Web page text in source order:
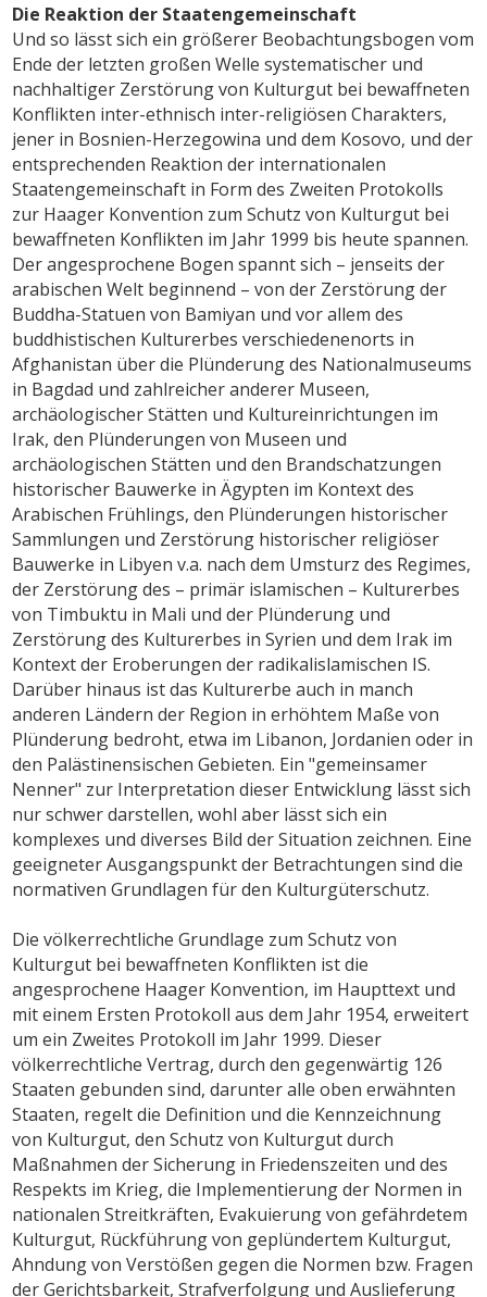
Die Reaktion der Staatengemeinschaft
Und so lässt sich ein größerer Beobachtungsbogen vom
Ende der letzten großen Welle systematischer und
nachhaltiger Zerstörung von Kulturgut bei bewaffneten
Konflikten inter-ethnisch inter-religiösen Charakters,
jener in Bosnien-Herzegowina und dem Kosovo, und der
entsprechenden Reaktion der internationalen
Staatengemeinschaft in Form des Zweiten Protokolls
zur Haager Konvention zum Schutz von Kulturgut bei
bewaffneten Konflikten im Jahr 1999 bis heute spannen.
Der angesprochene Bogen spannt sich – jenseits der
arabischen Welt beginnend – von der Zerstörung der
Buddha-Statuen von Bamiyan und vor allem des
buddhistischen Kulturerbes verschiedenenorts in
Afghanistan über die Plünderung des Nationalmuseums
in Bagdad und zahlreicher anderer Museen,
archäologischer Stätten und Kultureinrichtungen im
Irak, den Plünderungen von Museen und
archäologischen Stätten und den Brandschatzungen
historischer Bauwerke in Ägypten im Kontext des
Arabischen Frühlings, den Plünderungen historischer
Sammlungen und Zerstörung historischer religiöser
Bauwerke in Libyen v.a. nach dem Umsturz des Regimes,
der Zerstörung des – primär islamischen – Kulturerbes
von Timbuktu in Mali und der Plünderung und
Zerstörung des Kulturerbes in Syrien und dem Irak im
Kontext der Eroberungen der radikalislamischen IS.
Darüber hinaus ist das Kulturerbe auch in manch
anderen Ländern der Region in erhöhtem Maße von
Plünderung bedroht, etwa im Libanon, Jordanien oder in
den Palästinensischen Gebieten. Ein "gemeinsamer
Nenner" zur Interpretation dieser Entwicklung lässt sich
nur schwer darstellen, wohl aber lässt sich ein
komplexes und diverses Bild der Situation zeichnen. Eine
geeigneter Ausgangspunkt der Betrachtungen sind die
normativen Grundlagen für den Kulturgüterschutz.
Die völkerrechtliche Grundlage zum Schutz von
Kulturgut bei bewaffneten Konflikten ist die
angesprochene Haager Konvention, im Haupttext und
mit einem Ersten Protokoll aus dem Jahr 1954, erweitert
um ein Zweites Protokoll im Jahr 1999. Dieser
völkerrechtliche Vertrag, durch den gegenwärtig 126
Staaten gebunden sind, darunter alle oben erwähnten
Staaten, regelt die Definition und die Kennzeichnung
von Kulturgut, den Schutz von Kulturgut durch
Maßnahmen der Sicherung in Friedenszeiten und des
Respekts im Krieg, die Implementierung der Normen in
nationalen Streitkräften, Evakuierung von gefährdetem
Kulturgut, Rückführung von geplündertem Kulturgut,
Ahndung von Verstößen gegen die Normen bzw. Fragen
der Gerichtsbarkeit, Strafverfolgung und Auslieferung